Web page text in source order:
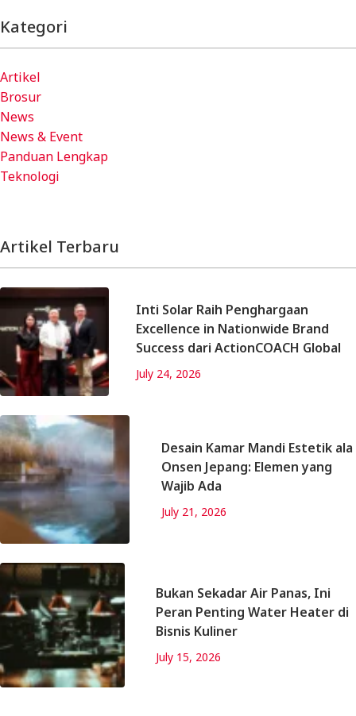
Kategori
Artikel
Brosur
News
News & Event
Panduan Lengkap
Teknologi
Artikel Terbaru
Inti Solar Raih Penghargaan
Excellence in Nationwide Brand
Success dari ActionCOACH Global
July 24, 2026
Desain Kamar Mandi Estetik ala
Onsen Jepang: Elemen yang
Wajib Ada
July 21, 2026
Bukan Sekadar Air Panas, Ini
Peran Penting Water Heater di
Bisnis Kuliner
July 15, 2026